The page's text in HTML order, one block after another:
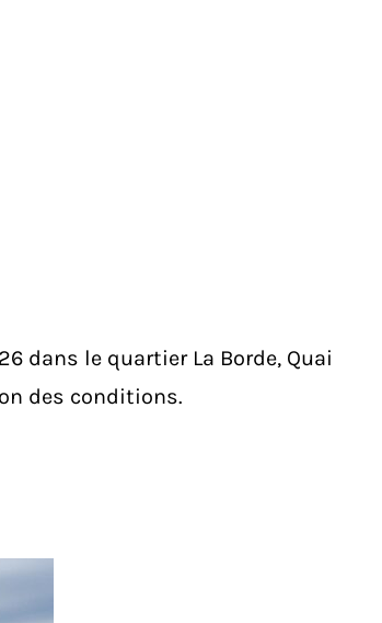
dans le quartier La Borde, Quai
des conditions.